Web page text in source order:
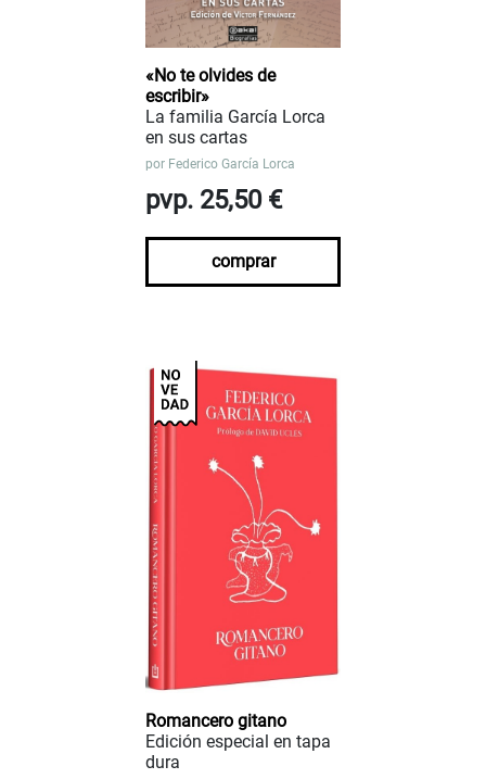
«No te olvides de
escribir»
La familia García Lorca
en sus cartas
por Federico García Lorca
pvp. 25,50 €
comprar
Romancero gitano
Edición especial en tapa
dura